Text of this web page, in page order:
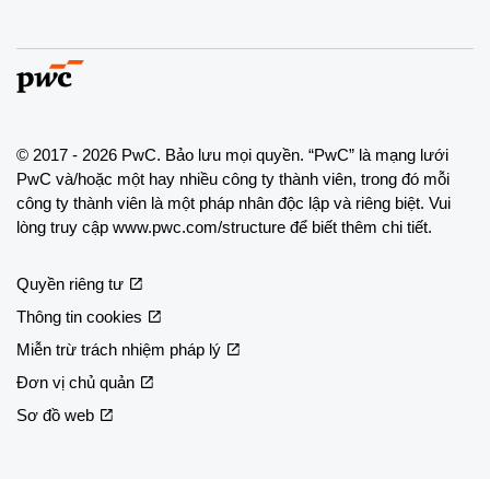
© 2017 - 2026 PwC. Bảo lưu mọi quyền. “PwC” là mạng lưới
PwC và/hoặc một hay nhiều công ty thành viên, trong đó mỗi
công ty thành viên là một pháp nhân độc lập và riêng biệt. Vui
lòng truy cập www.pwc.com/structure để biết thêm chi tiết.
Quyền riêng tư
Thông tin cookies
Miễn trừ trách nhiệm pháp lý
Đơn vị chủ quản
Sơ đồ web